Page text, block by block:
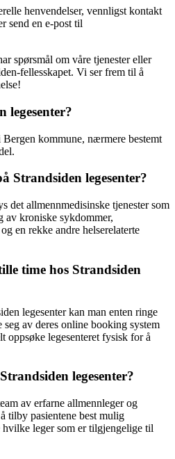
henvendelser, vennligst kontakt
send en e-post til
spørsmål om våre tjenester eller
fellesskapet. Vi ser frem til å
legesenter?
Bergen kommune, nærmere bestemt
Strandsiden legesenter?
det allmennmedisinske tjenester som
av kroniske sykdommer,
en rekke andre helserelaterte
time hos Strandsiden
legesenter kan man enten ringe
av deres online booking system
oppsøke legesenteret fysisk for å
legesenter?
av erfarne allmennleger og
tilby pasientene best mulig
hvilke leger som er tilgjengelige til